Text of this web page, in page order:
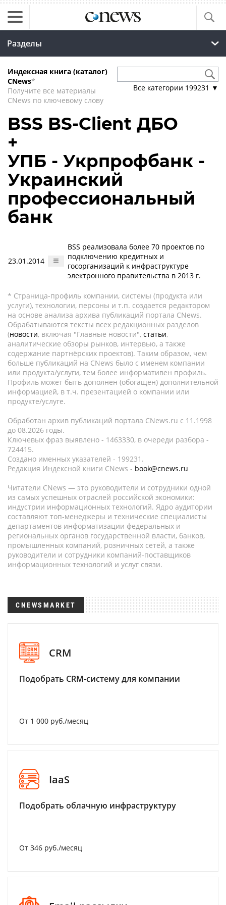
Разделы
Индексная книга (каталог)
CNews*
Получите все материалы
CNews по ключевому слову
Все категории 199231 ▼
BSS BS-Client ДБО
+
УПБ - Укрпрофбанк -
Украинский
профессиональный
банк
23.01.2014
BSS реализовала более 70 проектов по
подключению кредитных и
госорганизаций к инфраструктуре
электронного правительства в 2013 г.
* Страница-профиль компании, системы (продукта или
услуги), технологии, персоны и т.п. создается редактором
на основе анализа архива публикаций портала CNews.
Обрабатываются тексты всех редакционных разделов
(новости, включая "Главные новости", статьи,
аналитические обзоры рынков, интервью, а также
содержание партнёрских проектов). Таким образом, чем
больше публикаций на CNews было с именем компании
или продукта/услуги, тем более информативен профиль.
Профиль может быть дополнен (обогащен) дополнительной
информацией, в т.ч. презентацией о компании или
продукте/услуге.
Обработан архив публикаций портала CNews.ru c 11.1998
до 08.2026 годы.
Ключевых фраз выявлено - 1463330, в очереди разбора -
724415.
Создано именных указателей - 199231.
Редакция Индексной книги CNews - book@cnews.ru
Читатели CNews — это руководители и сотрудники одной
из самых успешных отраслей российской экономики:
индустрии информационных технологий. Ядро аудитории
составляют топ-менеджеры и технические специалисты
департаментов информатизации федеральных и
региональных органов государственной власти, банков,
промышленных компаний, розничных сетей, а также
руководители и сотрудники компаний-поставщиков
информационных технологий и услуг связи.
CNEWSMARKET
CRM
Подобрать CRM-систему для компании
От 1 000 руб./месяц
IaaS
Подобрать облачную инфраструктуру
От 346 руб./месяц